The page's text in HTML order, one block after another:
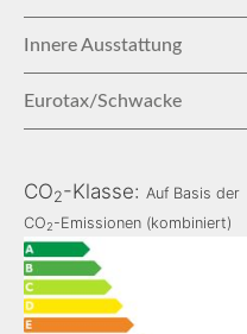
Innere Ausstattung
Eurotax/Schwacke
CO2-Klasse: Auf Basis der
CO2-Emissionen (kombiniert)